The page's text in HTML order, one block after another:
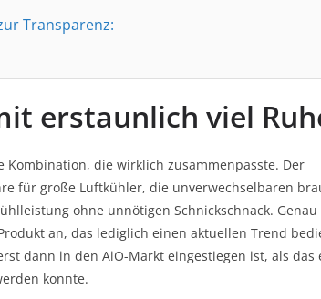
Transparenz:
erstaunlich viel
die wirklich zusammenpasste. Der
für große Luftkühler, die unverwechselbaren
ohne unnötigen Schnickschnack. Genau
an, das lediglich einen aktuellen Trend
dann in den AiO-Markt eingestiegen ist, als das
konnte.